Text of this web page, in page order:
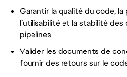
Garantir la qualité du code, la
l’utilisabilité et la stabilité
pipelines
Valider les documents de
fournir des retours sur le